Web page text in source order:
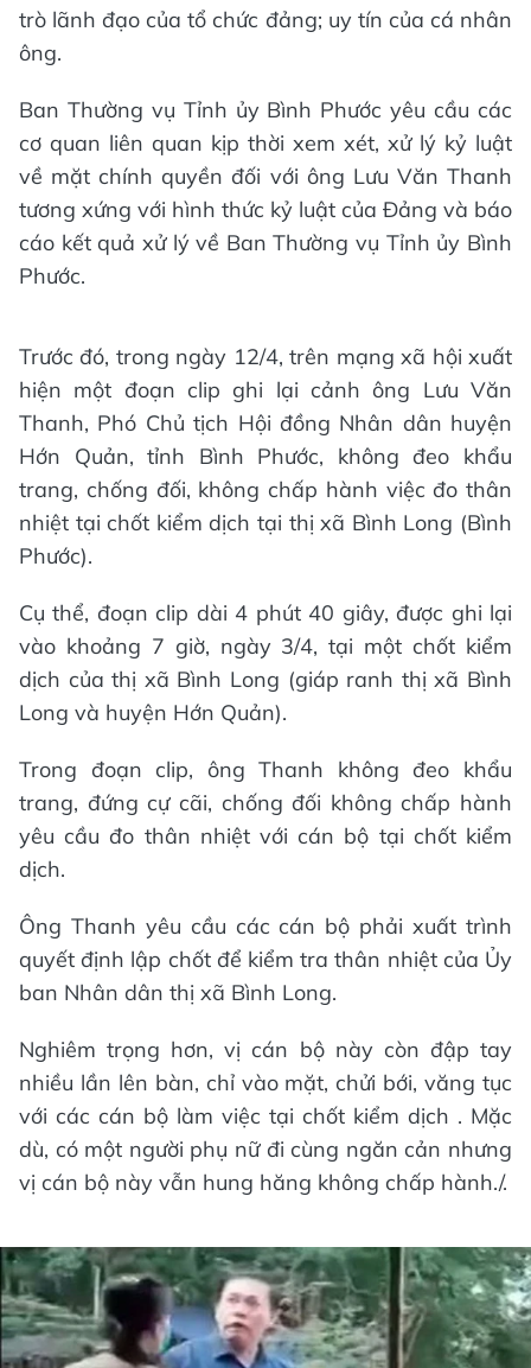
trò lãnh đạo của tổ chức đảng; uy tín của cá nhân
ông.
Ban Thường vụ Tỉnh ủy Bình Phước yêu cầu các
cơ quan liên quan kịp thời xem xét, xử lý kỷ luật
về mặt chính quyền đối với ông Lưu Văn Thanh
tương xứng với hình thức kỷ luật của Đảng và báo
cáo kết quả xử lý về Ban Thường vụ Tỉnh ủy Bình
Phước.
Trước đó, trong ngày 12/4, trên mạng xã hội xuất
hiện một đoạn clip ghi lại cảnh ông Lưu Văn
Thanh, Phó Chủ tịch Hội đồng Nhân dân huyện
Hớn Quản, tỉnh Bình Phước, không đeo khẩu
trang, chống đối, không chấp hành việc đo thân
nhiệt tại chốt kiểm dịch tại thị xã Bình Long (Bình
Phước).
Cụ thể, đoạn clip dài 4 phút 40 giây, được ghi lại
vào khoảng 7 giờ, ngày 3/4, tại một chốt kiểm
dịch của thị xã Bình Long (giáp ranh thị xã Bình
Long và huyện Hớn Quản).
Trong đoạn clip, ông Thanh không đeo khẩu
trang, đứng cự cãi, chống đối không chấp hành
yêu cầu đo thân nhiệt với cán bộ tại chốt kiểm
dịch.
Ông Thanh yêu cầu các cán bộ phải xuất trình
quyết định lập chốt để kiểm tra thân nhiệt của Ủy
ban Nhân dân thị xã Bình Long.
Nghiêm trọng hơn, vị cán bộ này còn đập tay
nhiều lần lên bàn, chỉ vào mặt, chửi bới, văng tục
với các cán bộ làm việc tại chốt kiểm dịch . Mặc
dù, có một người phụ nữ đi cùng ngăn cản nhưng
vị cán bộ này vẫn hung hăng không chấp hành./.